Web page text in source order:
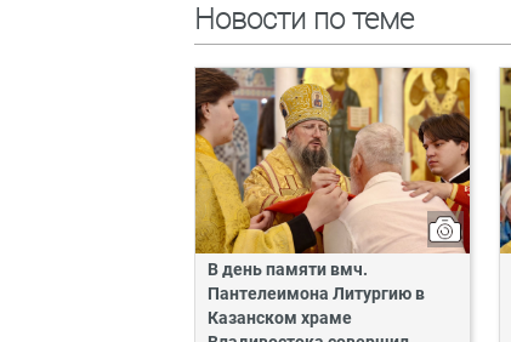
Новости по теме
В день памяти вмч.
Пантелеимона Литургию в
Казанском храме